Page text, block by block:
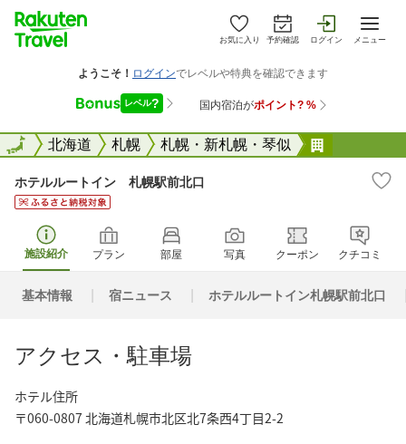
お気に入り 予約確認 ログイン メニュー
全国北海道 札幌 札幌・新札幌・琴似
全国
ホテルルートイン 札幌駅前北口
施設紹介 プラン 部屋 写真 クーポン クチコミ
基本情報 宿ニュース ホテルルートイン札幌駅前北口
アクセス・駐車場
ホテル住所
〒060-0807 北海道札幌市北区北7条西4丁目2-2